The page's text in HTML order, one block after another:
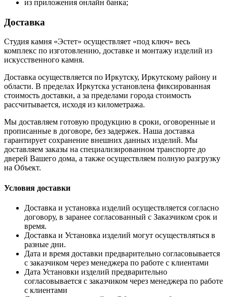
из приложения онлайн банка;
Доставка
Студия камня «Эстет» осуществляет «под ключ» весь
комплекс по изготовлению, доставке и монтажу изделий из
искусственного камня.
Доставка осуществляется по Иркутску, Иркутскому району и
области. В пределах Иркутска установлена фиксированная
стоимость доставки, а за пределами города стоимость
рассчитывается, исходя из километража.
Мы доставляем готовую продукцию в сроки, оговоренные и
прописанные в договоре, без задержек. Наша доставка
гарантирует сохранение внешних данных изделий. Мы
доставляем заказы на специализированном транспорте до
дверей Вашего дома, а также осуществляем полную разгрузку
на Объект.
Условия доставки
Доставка и установка изделий осуществляется согласно
договору, в заранее согласованный с Заказчиком срок и
время.
Доставка и Установка изделий могут осуществляться в
разные дни.
Дата и время доставки предварительно согласовывается
с заказчиком через менеджера по работе с клиентами
Дата Установки изделий предварительно
согласовывается с заказчиком через менеджера по работе
с клиентами